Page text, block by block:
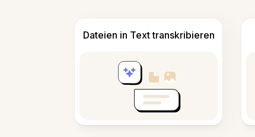
Dateien in Text transkribieren